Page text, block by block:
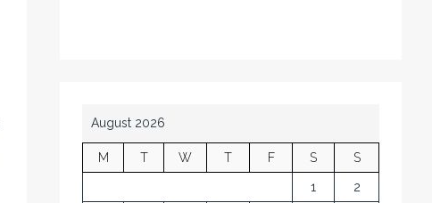
August 2026
M T W T F S S
1 2